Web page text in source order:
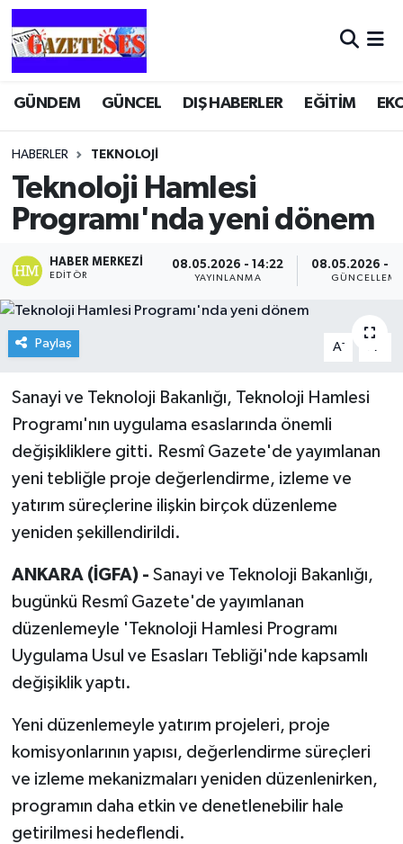
GÜNDEM GÜNCEL DIŞ HABERLER EĞİTİM
HABERLER TEKNOLOJİ
Teknoloji Hamlesi
Programı'nda yeni dönem
HABER MERKEZI
EDITÖR
08.05.2026 - 14:22
YAYINLANMA
08.05.2026 -
GÜNCELLEME
Paylaş A- A
Sanayi ve Teknoloji Bakanlığı, Teknoloji Hamlesi
Programı'nın uygulama esaslarında önemli
değişikliklere gitti. Resmî Gazete'de yayımlanan
yeni tebliğle proje değerlendirme, izleme ve
yatırım süreçlerine ilişkin birçok düzenleme
yeniden şekillendirildi.
ANKARA (İGFA) - Sanayi ve Teknoloji Bakanlığı,
bugünkü Resmî Gazete'de yayımlanan
düzenlemeyle 'Teknoloji Hamlesi Programı
Uygulama Usul ve Esasları Tebliği'nde kapsamlı
değişiklik yaptı.
Yeni düzenlemeyle yatırım projeleri, proje
komisyonlarının yapısı, değerlendirme süreçleri
ve izleme mekanizmaları yeniden düzenlenirken,
programın daha etkin ve denetlenebilir hale
getirilmesi hedeflendi.